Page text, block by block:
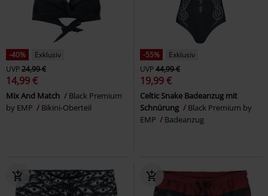
-40%
Exklusiv
UVP24,99 €
14,99 €
Mix And Match
Black Premium
by EMP
Bikini-Oberteil
-55%
Exklusiv
UVP44,99 €
19,99 €
Celtic Snake Badeanzug mit
Schnürung
Black Premium by
EMP
Badeanzug